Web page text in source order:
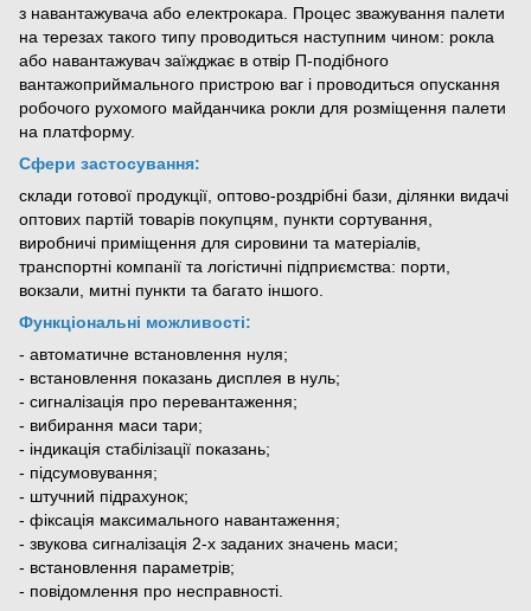
з навантажувача або електрокара. Процес зважування палети
на терезах такого типу проводиться наступним чином: рокла
або навантажувач заїжджає в отвір П-подібного
вантажоприймального пристрою ваг і проводиться опускання
робочого рухомого майданчика рокли для розміщення палети
на платформу.
Сфери застосування:
склади готової продукції, оптово-роздрібні бази, ділянки видачі
оптових партій товарів покупцям, пункти сортування,
виробничі приміщення для сировини та матеріалів,
транспортні компанії та логістичні підприємства: порти,
вокзали, митні пункти та багато іншого.
Функціональні можливості:
- автоматичне встановлення нуля;
- встановлення показань дисплея в нуль;
- сигналізація про перевантаження;
- вибирання маси тари;
- індикація стабілізації показань;
- підсумовування;
- штучний підрахунок;
- фіксація максимального навантаження;
- звукова сигналізація 2-х заданих значень маси;
- встановлення параметрів;
- повідомлення про несправності.